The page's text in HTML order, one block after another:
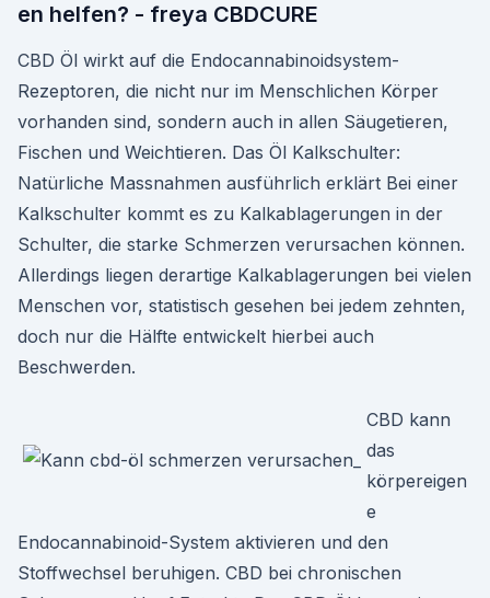
en helfen? - freya CBDCURE
CBD Öl wirkt auf die Endocannabinoidsystem-
Rezeptoren, die nicht nur im Menschlichen Körper
vorhanden sind, sondern auch in allen Säugetieren,
Fischen und Weichtieren. Das Öl Kalkschulter:
Natürliche Massnahmen ausführlich erklärt Bei einer
Kalkschulter kommt es zu Kalkablagerungen in der
Schulter, die starke Schmerzen verursachen können.
Allerdings liegen derartige Kalkablagerungen bei vielen
Menschen vor, statistisch gesehen bei jedem zehnten,
doch nur die Hälfte entwickelt hierbei auch
Beschwerden.
CBD kann
das
körpereigen
e
Endocannabinoid-System aktivieren und den
Stoffwechsel beruhigen. CBD bei chronischen